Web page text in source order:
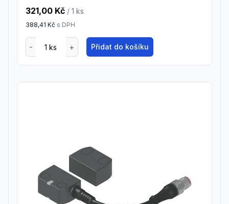
321,00 Kč / 1 ks
388,41 Kč s DPH
Přidat do košíku